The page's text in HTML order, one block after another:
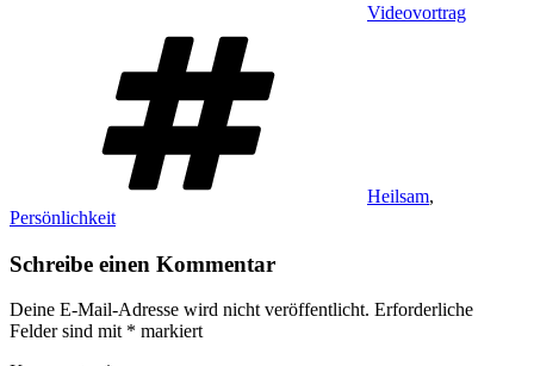
Videovortrag
Heilsam,
Persönlichkeit
Schreibe einen Kommentar
Deine E-Mail-Adresse wird nicht veröffentlicht. Erforderliche
Felder sind mit * markiert